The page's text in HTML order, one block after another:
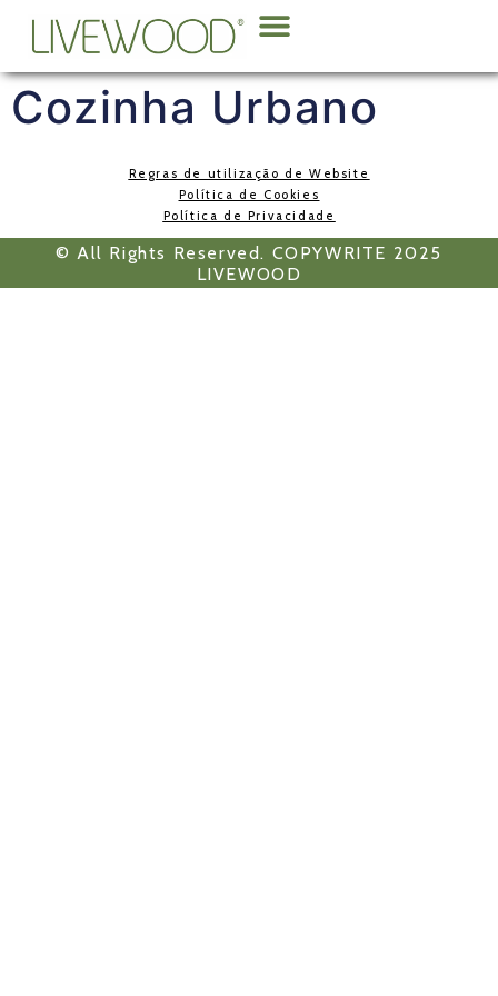
Cozinha Urbano
Regras de utilização de Website
Política de Cookies
Política de Privacidade
© All Rights Reserved. COPYWRITE 2025
LIVEWOOD